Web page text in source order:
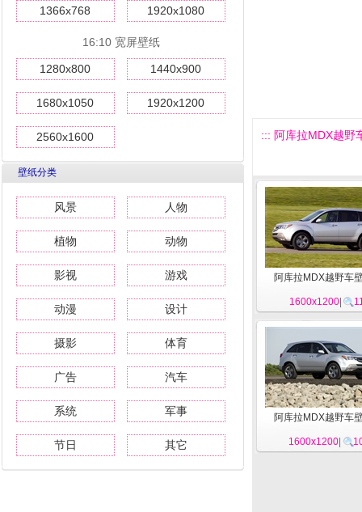
1366x768 1920x1080
16:10 宽屏壁纸
1280x800 1440x900
1680x1050 1920x1200
2560x1600
壁纸分类
风景 人物
植物 动物
影视 游戏
动漫 设计
摄影 体育
广告 汽车
系统 军事
节日 其它
::: 阿库拉MDX越野
阿库拉MDX越野车
1600x1200
阿库拉MDX越野车
1600x1200